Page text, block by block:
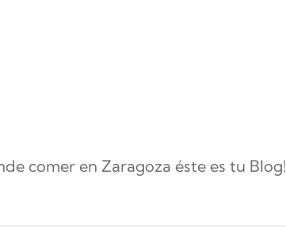
comer en Zaragoza éste es tu Blog!